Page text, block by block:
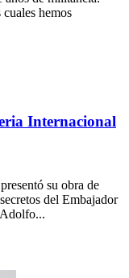
hemos
Internacional
su obra de
del Embajador